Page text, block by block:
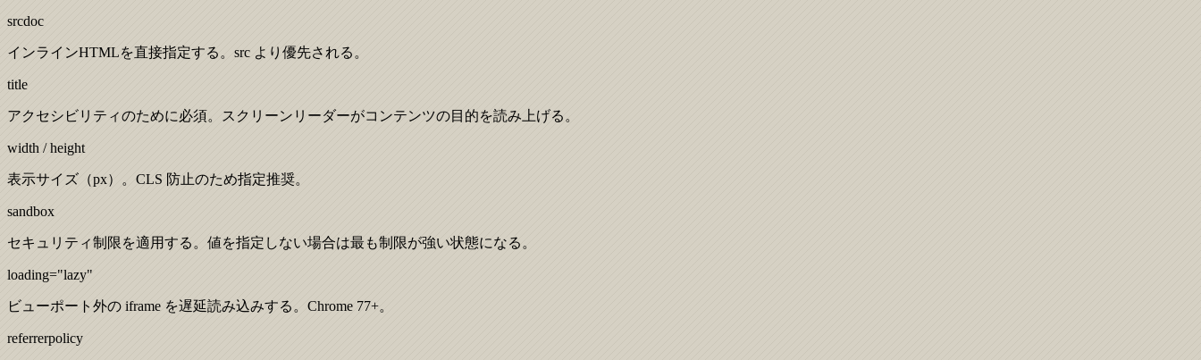
srcdoc
インラインHTMLを直接指定する。src より優先される。
title
アクセシビリティのために必須。スクリーンリーダーがコンテンツの目的を読み上げる。
width / height
表示サイズ（px）。CLS 防止のため指定推奨。
sandbox
セキュリティ制限を適用する。値を指定しない場合は最も制限が強い状態になる。
loading="lazy"
ビューポート外の iframe を遅延読み込みする。Chrome 77+。
referrerpolicy